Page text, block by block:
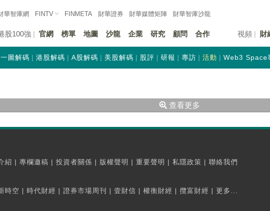
華智庫網 FINTV FINMETA 財華證券 財華媒體矩陣 財華智庫沙龍
股100強 官網 榜單 地圖 沙龍 企業 研究 顧問 合作 視頻 財
一圖解碼 港股解碼 A股解碼 美股解碼 股評 研報 專訪 活動 Web3 Space
查看更多
紹 | 專欄邀稿 | 投資者關係 | 版權聲明 | 重要聲明 | 私隱政策 | 聯絡我們
時空 | 時代財經 | 證券市場周刊 | 壹財信 | 權衡財經 | 攬富財經 | 更多...